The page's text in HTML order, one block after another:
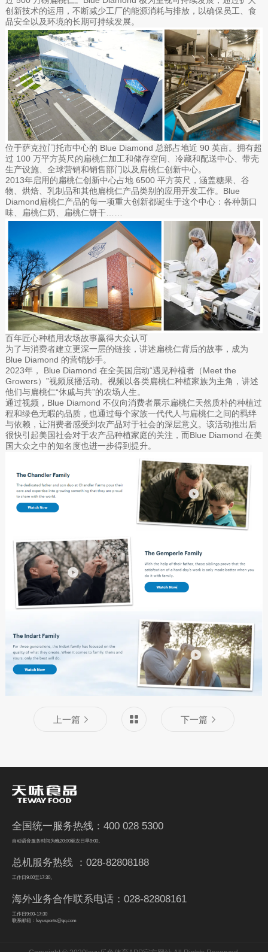
创新技术的运用，不断减少工厂的能源消耗与排放，以确保员工、食
品安全以及环境的长期可持续发展。
位于萨克拉门托市中心的 Blue Diamond 总部占地近 90 英亩。拥有超
过 100 万平方英尺的扁桃仁加工和储存空间、冷藏和配送中心、带壳
生产设施、全球营销和销售部门以及扁桃仁创新中心。
2013年启用的扁桃仁创新中心占地 6500 平方英尺，涵盖糖果、谷
物、烘焙、乳制品和其他扁桃仁产品类别的应用开发工作。Blue
Diamond扁桃仁产品的每一项重大创新都诞生于这个中心：各种新口
味、扁桃仁奶、扁桃仁饼干……
百年匠心种植用农场故事赢得大众认可
为了与消费者建立更深一层的链接，讲述扁桃仁背后的故事，成为
Blue Diamond 的营销妙手。
2023年， Blue Diamond 在全美国启动“遇见种植者（Meet the
Growers）”视频展播活动。视频以各类扁桃仁种植家族为主角，讲述
他们与扁桃仁“休戚与共”的农场人生。
通过视频，Blue Diamond 不仅向消费者展示扁桃仁天然质朴的种植过
程和绿色无暇的品质，也通过每个家族一代代人与扁桃仁之间的羁绊
与依赖，让消费者感受到农产品对于社会的深层意义。该活动推出后
很快引起美国社会对于农产品种植家庭的关注，而Blue Diamond 在美
国大众之中的知名度也进一步得到提升。
上一篇 下一篇
全国统一服务热线：400 028 5300
自动语音服务时间为晚20:00至次日早9:00。
总机服务热线 ：028-82808188
工作日9:00至17:30。
海外业务合作联系电话：028-82808161
工作日9:00-17:30
联系邮箱：leyusports@qq.com